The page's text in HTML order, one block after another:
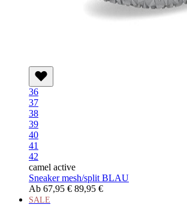
36
37
38
39
40
41
42
camel active
Sneaker mesh/split BLAU
Ab 67,95 € 89,95 €
SALE